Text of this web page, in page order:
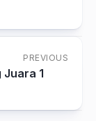
PREVIOUS
Juara 1